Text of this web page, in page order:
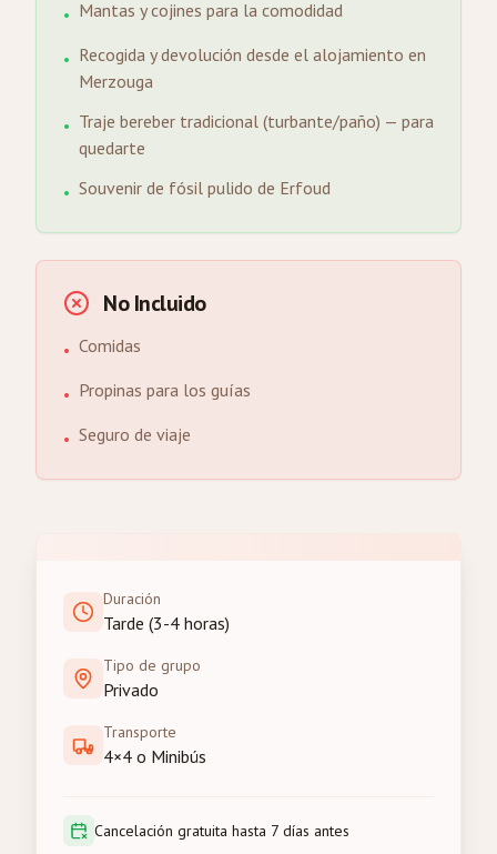
• Mantas y cojines para la comodidad
• Recogida y devolución desde el alojamiento en
Merzouga
• Traje bereber tradicional (turbante/paño) — para
quedarte
• Souvenir de fósil pulido de Erfoud
No Incluido
• Comidas
• Propinas para los guías
• Seguro de viaje
Duración
Tarde (3-4 horas)
Tipo de grupo
Privado
Transporte
4×4 o Minibús
Cancelación gratuita hasta 7 días antes